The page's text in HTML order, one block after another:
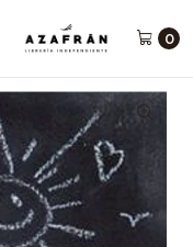
0
La Esperanza De Ema